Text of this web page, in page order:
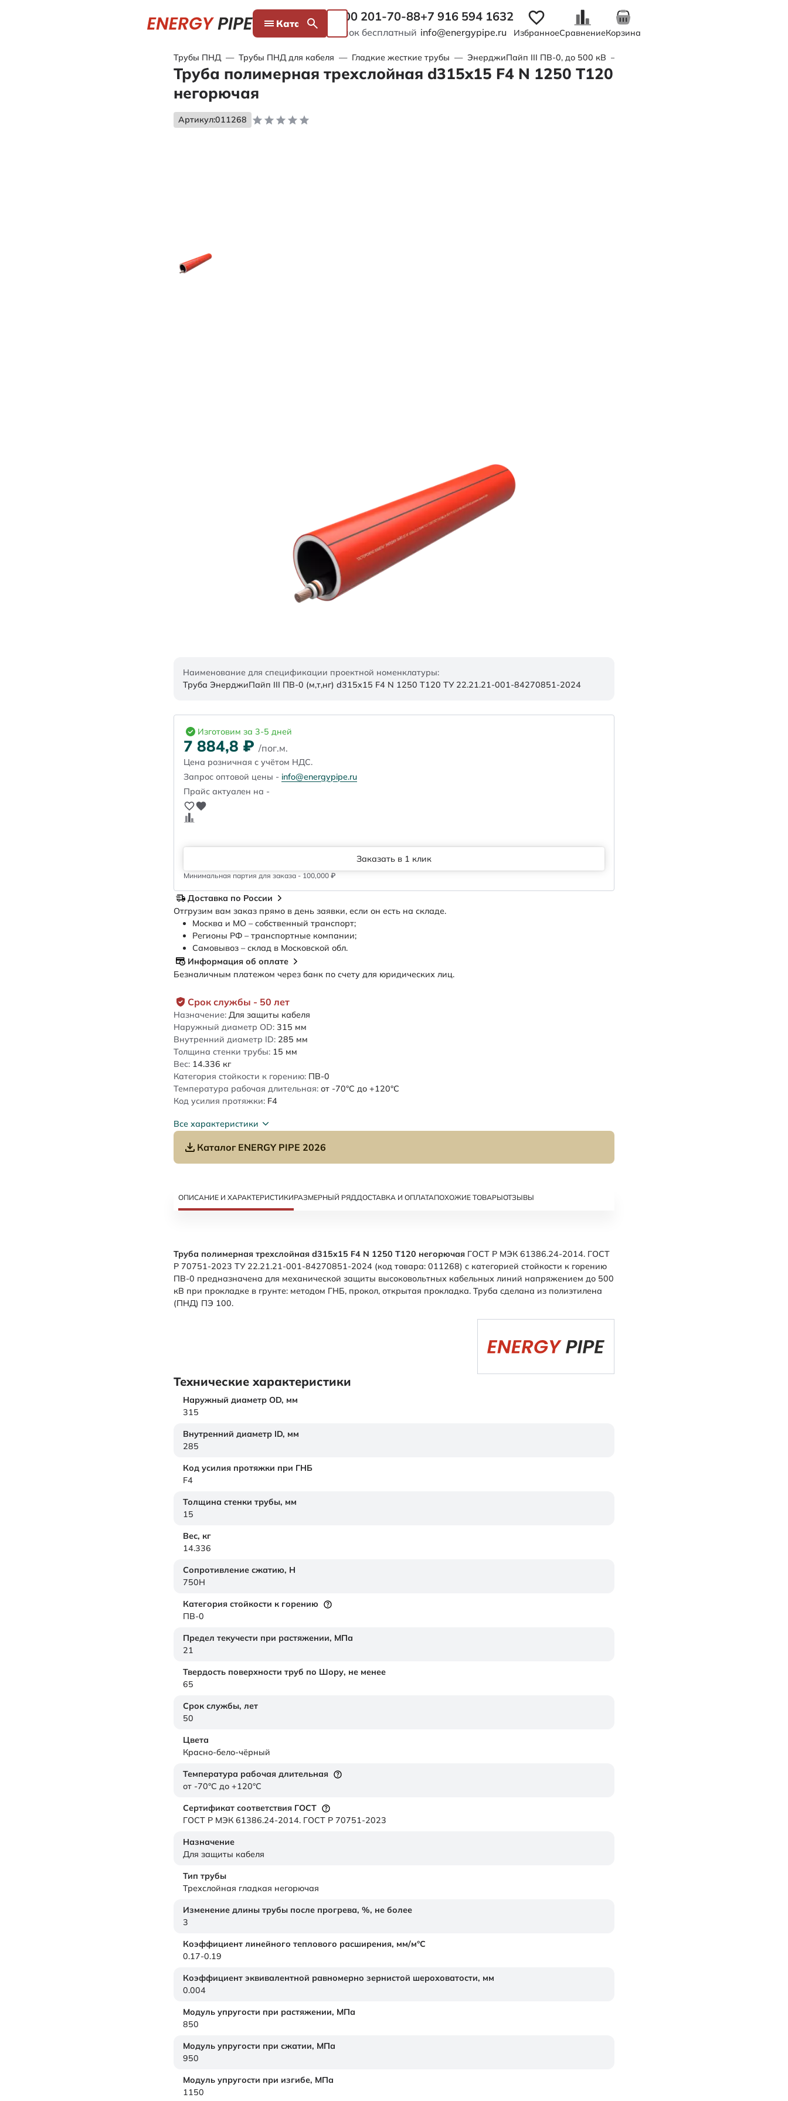
Каталог 8 800 201-70-88
Звонок бесплатный
+7 916 594 1632
info@energypipe.ru ИзбранноеСравнениеКорзина
Трубы ПНД — Трубы ПНД для кабеля — Гладкие жесткие трубы — ЭнерджиПайп III ПВ-0, до 500 кВ —
Труба полимерная трехслойная d315x15 F4 N 1250 Т120
негорючая
Артикул:011268
Наименование для спецификации проектной номенклатуры:
Труба ЭнерджиПайп III ПВ-0 (м,т,нг) d315x15 F4 N 1250 Т120 ТУ 22.21.21-001-84270851-2024
Срок службы - 50 лет
Назначение: Для защиты кабеля
Наружный диаметр OD: 315 мм
Внутренний диаметр ID: 285 мм
Толщина стенки трубы: 15 мм
Вес: 14.336 кг
Категория стойкости к горению: ПВ-0
Температура рабочая длительная: от -70°C до +120°C
Код усилия протяжки: F4
Все характеристики
Каталог ENERGY PIPE 2026
Изготовим за 3-5 дней
7 884,8 ₽ /пог.м.
Цена розничная с учётом НДС.
Запрос оптовой цены - info@energypipe.ru
Прайс актуален на -
Заказать в 1 клик
Минимальная партия для заказа - 100,000 ₽
Доставка по России
Отгрузим вам заказ прямо в день заявки, если он есть на складе.
Москва и МО – собственный транспорт;
Регионы РФ – транспортные компании;
Самовывоз – склад в Московской обл.
Информация об оплате
Безналичным платежом через банк по счету для юридических лиц.
ОПИСАНИЕ И ХАРАКТЕРИСТИКИРАЗМЕРНЫЙ РЯДДОСТАВКА И ОПЛАТАПОХОЖИЕ ТОВАРЫОТЗЫВЫ
Труба полимерная трехслойная d315x15 F4 N 1250 Т120 негорючая ГОСТ Р МЭК 61386.24-2014. ГОСТ
Р 70751-2023 ТУ 22.21.21-001-84270851-2024 (код товара: 011268) с категорией стойкости к горению
ПВ-0 предназначена для механической защиты высоковольтных кабельных линий напряжением до 500
кВ при прокладке в грунте: методом ГНБ, прокол, открытая прокладка. Труба сделана из полиэтилена
(ПНД) ПЭ 100.
Технические характеристики
Наружный диаметр OD, мм
315
Внутренний диаметр ID, мм
285
Код усилия протяжки при ГНБ
F4
Толщина стенки трубы, мм
15
Вес, кг
14.336
Сопротивление сжатию, Н
750H
Категория стойкости к горению
ПВ-0
Предел текучести при растяжении, МПа
21
Твердость поверхности труб по Шору, не менее
65
Срок службы, лет
50
Цвета
Красно-бело-чёрный
Температура рабочая длительная
от -70°C до +120°C
Сертификат соответствия ГОСТ
ГОСТ Р МЭК 61386.24-2014. ГОСТ Р 70751-2023
Назначение
Для защиты кабеля
Тип трубы
Трехслойная гладкая негорючая
Изменение длины трубы после прогрева, %, не более
3
Коэффициент линейного теплового расширения, мм/м°С
0.17-0.19
Коэффициент эквивалентной равномерно зернистой шероховатости, мм
0.004
Модуль упругости при растяжении, МПа
850
Модуль упругости при сжатии, МПа
950
Модуль упругости при изгибе, МПа
1150